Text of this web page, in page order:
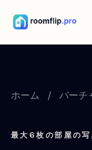
部屋の写真をアッ
ホーム / バーチ
最大6枚の部屋の